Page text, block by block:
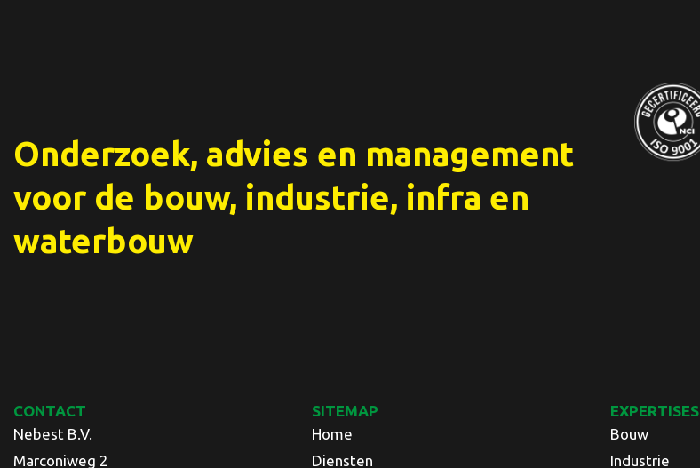
Onderzoek, advies en management
voor de bouw, industrie, infra en
waterbouw
CONTACT
Nebest B.V.
Marconiweg 2
SITEMAP
Home
Diensten
EXPERTISES
Bouw
Industrie